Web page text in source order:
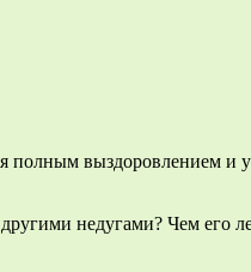
полным выздоровлением и
недугами? Чем его